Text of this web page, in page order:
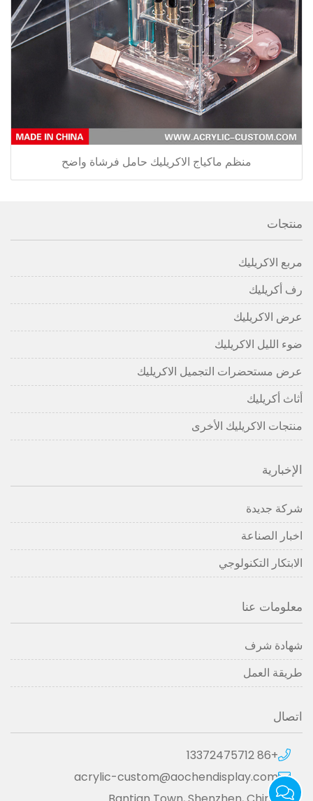
منظم ماكياج الاكريليك حامل فرشاة واضح
منتجات
مربع الاكريليك
رف أكريليك
عرض الاكريليك
ضوء الليل الاكريليك
عرض مستحضرات التجميل الاكريليك
أثاث أكريليك
منتجات الاكريليك الأخرى
الإخبارية
شركة جديدة
اخبار الصناعة
الابتكار التكنولوجي
معلومات عنا
شهادة شرف
طريقة العمل
اتصال
+86 13372475712
acrylic-custom@aochendisplay.com